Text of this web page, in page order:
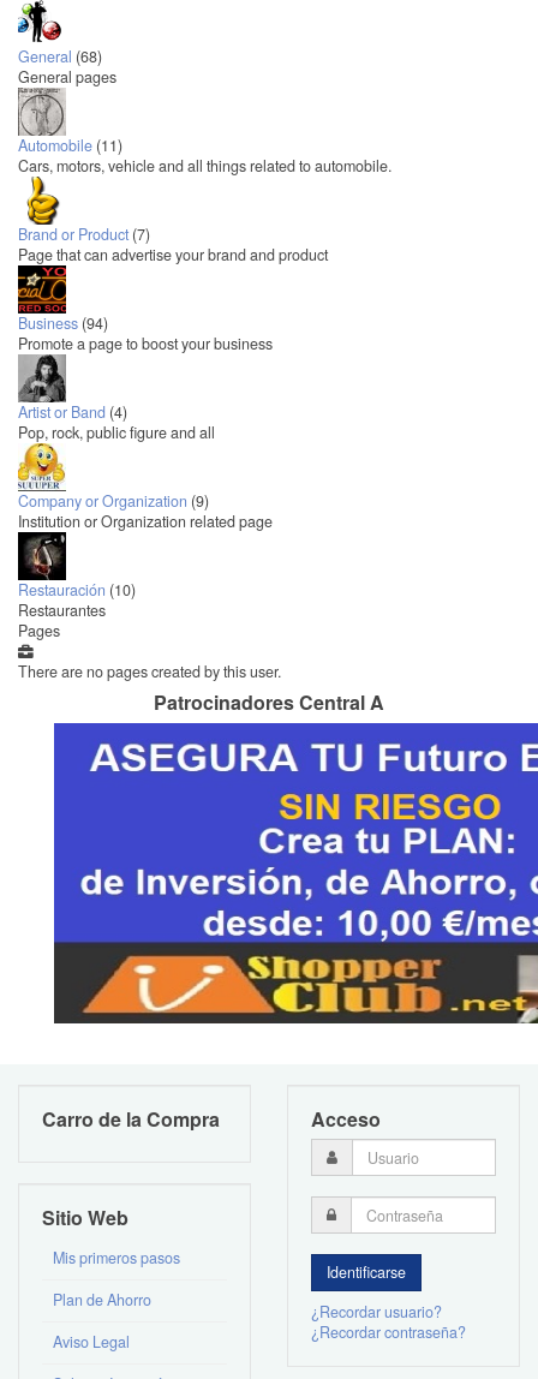
General (68)
General pages
Automobile (11)
Cars, motors, vehicle and all things related to automobile.
Brand or Product (7)
Page that can advertise your brand and product
Business (94)
Promote a page to boost your business
Artist or Band (4)
Pop, rock, public figure and all
Company or Organization (9)
Institution or Organization related page
Restauración (10)
Restaurantes
Pages
There are no pages created by this user.
Patrocinadores Central A
Carro de la Compra
Sitio Web
Mis primeros pasos
Plan de Ahorro
Aviso Legal
Acceso
¿Recordar usuario?
¿Recordar contraseña?